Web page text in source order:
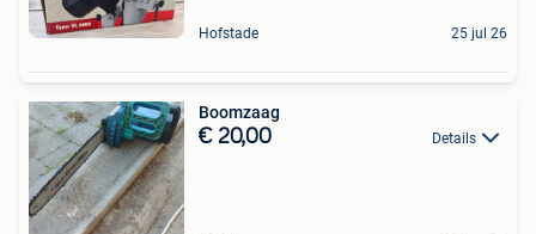
Hofstade 25 jul 26
Boomzaag
€ 20,00 Details